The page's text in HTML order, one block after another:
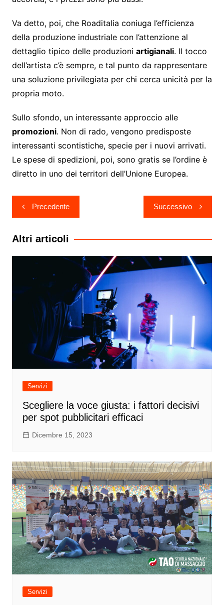
Va detto, poi, che Roaditalia coniuga l’efficienza
della produzione industriale con l’attenzione al
dettaglio tipico delle produzioni artigianali. Il tocco
dell’artista c’è sempre, e tal punto da rappresentare
una soluzione privilegiata per chi cerca unicità per la
propria moto.
Sullo sfondo, un interessante approccio alle
promozioni. Non di rado, vengono predisposte
interessanti scontistiche, specie per i nuovi arrivati.
Le spese di spedizioni, poi, sono gratis se l’ordine è
diretto in uno dei territori dell’Unione Europea.
Navigazione
articoli
Precedente Successivo
Altri articoli
Servizi
Scegliere la voce giusta: i fattori decisivi
per spot pubblicitari efficaci
Dicembre 15, 2023
Servizi